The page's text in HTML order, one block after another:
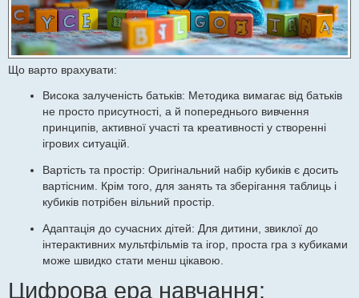
Що варто врахувати:
Висока залученість батьків: Методика вимагає від батьків
не просто присутності, а й попереднього вивчення
принципів, активної участі та креативності у створенні
ігрових ситуацій.
Вартість та простір: Оригінальний набір кубиків є досить
вартісним. Крім того, для занять та зберігання таблиць і
кубиків потрібен вільний простір.
Адаптація до сучасних дітей: Для дитини, звиклої до
інтерактивних мультфільмів та ігор, проста гра з кубиками
може швидко стати менш цікавою.
Цифрова ера навчання: